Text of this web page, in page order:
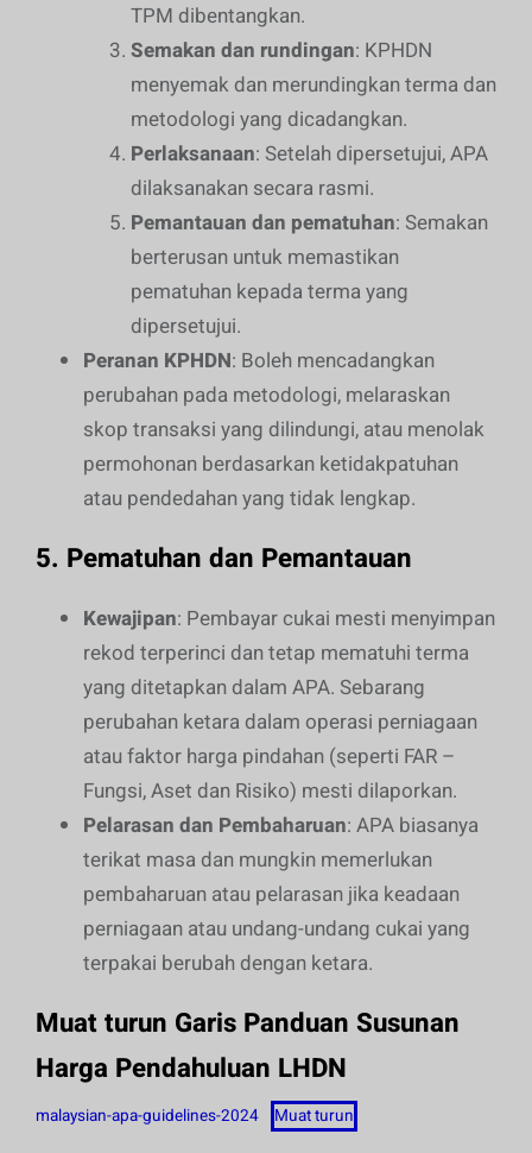
TPM dibentangkan.
Semakan dan rundingan: KPHDN
menyemak dan merundingkan terma dan
metodologi yang dicadangkan.
Perlaksanaan: Setelah dipersetujui, APA
dilaksanakan secara rasmi.
Pemantauan dan pematuhan: Semakan
berterusan untuk memastikan
pematuhan kepada terma yang
dipersetujui.
Peranan KPHDN: Boleh mencadangkan
perubahan pada metodologi, melaraskan
skop transaksi yang dilindungi, atau menolak
permohonan berdasarkan ketidakpatuhan
atau pendedahan yang tidak lengkap.
5. Pematuhan dan Pemantauan
Kewajipan: Pembayar cukai mesti menyimpan
rekod terperinci dan tetap mematuhi terma
yang ditetapkan dalam APA. Sebarang
perubahan ketara dalam operasi perniagaan
atau faktor harga pindahan (seperti FAR –
Fungsi, Aset dan Risiko) mesti dilaporkan.
Pelarasan dan Pembaharuan: APA biasanya
terikat masa dan mungkin memerlukan
pembaharuan atau pelarasan jika keadaan
perniagaan atau undang-undang cukai yang
terpakai berubah dengan ketara.
Muat turun Garis Panduan Susunan
Harga Pendahuluan LHDN
malaysian-apa-guidelines-2024 Muat turun